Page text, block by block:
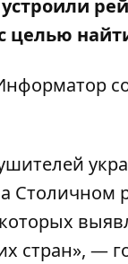
целью
Столичном
которых
стран», —